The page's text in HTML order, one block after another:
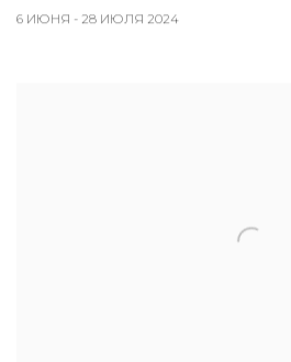
6 ИЮНЯ - 28 ИЮЛЯ 2024